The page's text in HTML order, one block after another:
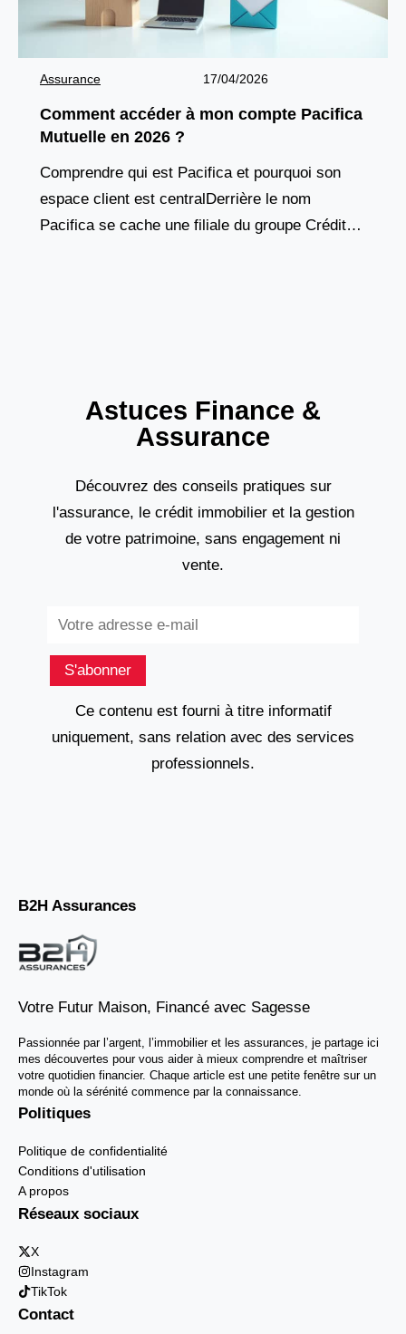
Assurance 17/04/2026
Comment accéder à mon compte Pacifica
Mutuelle en 2026 ?
Comprendre qui est Pacifica et pourquoi son
espace client est centralDerrière le nom
Pacifica se cache une filiale du groupe Crédit
Astuces Finance &
Assurance
Découvrez des conseils pratiques sur
l'assurance, le crédit immobilier et la gestion
de votre patrimoine, sans engagement ni
vente.
S'abonner
Ce contenu est fourni à titre informatif
uniquement, sans relation avec des services
professionnels.
B2H Assurances
Votre Futur Maison, Financé avec Sagesse
Passionnée par l’argent, l’immobilier et les assurances, je partage ici
mes découvertes pour vous aider à mieux comprendre et maîtriser
votre quotidien financier. Chaque article est une petite fenêtre sur un
monde où la sérénité commence par la connaissance.
Politiques
Politique de confidentialité
Conditions d'utilisation
A propos
Réseaux sociaux
X
Instagram
TikTok
Contact